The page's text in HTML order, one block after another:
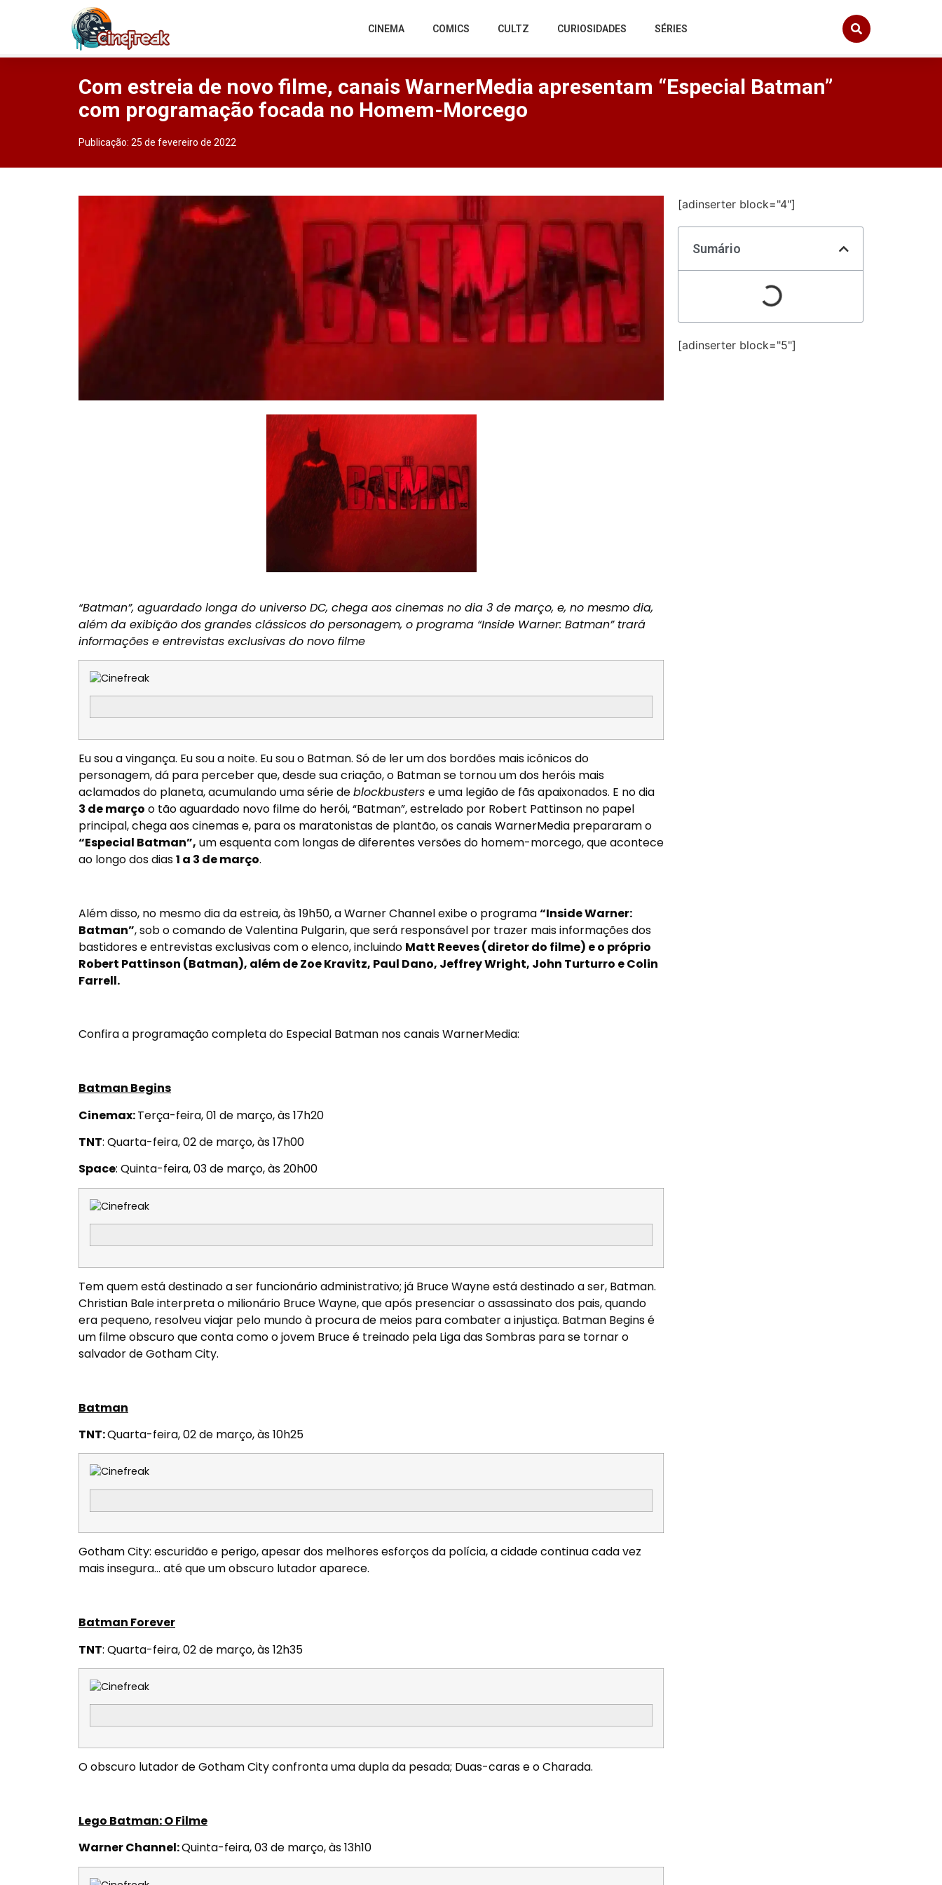
CINEMA COMICS CULTZ CURIOSIDADES SÉRIES
Com estreia de novo filme, canais WarnerMedia apresentam “Especial Batman”
com programação focada no Homem-Morcego
Publicação: 25 de fevereiro de 2022
“Batman”, aguardado longa do universo DC, chega aos cinemas no dia 3 de março, e, no mesmo dia,
além da exibição dos grandes clássicos do personagem, o programa “Inside Warner: Batman” trará
informações e entrevistas exclusivas do novo filme
Eu sou a vingança. Eu sou a noite. Eu sou o Batman. Só de ler um dos bordões mais icônicos do
personagem, dá para perceber que, desde sua criação, o Batman se tornou um dos heróis mais
aclamados do planeta, acumulando uma série deblockbusters e uma legião de fãs apaixonados. E no dia
3 de março o tão aguardado novo filme do herói, “Batman”, estrelado por Robert Pattinson no papel
principal, chega aos cinemas e, para os maratonistas de plantão, os canais WarnerMedia prepararam o
“Especial Batman”, um esquenta com longas de diferentes versões do homem-morcego, que acontece
ao longo dos dias1 a 3 de março.
Além disso, no mesmo dia da estreia,às 19h50, a Warner Channel exibe o programa“Inside Warner:
Batman”, sob o comando de Valentina Pulgarin, que será responsável por trazer mais informações dos
bastidores e entrevistas exclusivas com o elenco, incluindo Matt Reeves (diretor do filme) e o próprio
Robert Pattinson (Batman), além de Zoe Kravitz, Paul Dano, Jeffrey Wright, John Turturro e Colin
Farrell.
Confira a programação completa do Especial Batman nos canais WarnerMedia:
Batman Begins
Cinemax:Terça-feira, 01 de março, às 17h20
TNT: Quarta-feira, 02 de março, às 17h00
Space: Quinta-feira, 03 de março, às 20h00
Tem quem está destinado a ser funcionário administrativo; já Bruce Wayne está destinado a ser, Batman.
Christian Bale interpreta o milionário Bruce Wayne, que após presenciar o assassinato dos pais, quando
era pequeno, resolveu viajar pelo mundo à procura de meios para combater a injustiça. Batman Begins é
um filme obscuro que conta como o jovem Bruce é treinado pela Liga das Sombras para se tornar o
salvador de Gotham City.
Batman
TNT:Quarta-feira, 02 de março, às 10h25
Gotham City: escuridão e perigo, apesar dos melhores esforços da polícia, a cidade continua cada vez
mais insegura… até que um obscuro lutador aparece.
Batman Forever
TNT: Quarta-feira, 02 de março, às 12h35
O obscuro lutador de Gotham City confronta uma dupla da pesada; Duas-caras e o Charada.
Lego Batman: O Filme
Warner Channel:Quinta-feira, 03 de março, às 13h10
[adinserter block="4"]
Sumário
[adinserter block="5"]